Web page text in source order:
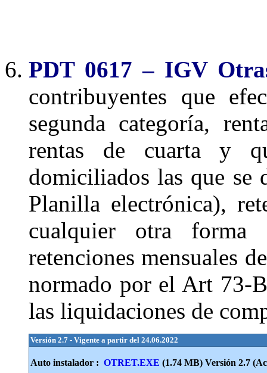
PDT 0617 – IGV
contribuyentes que
segunda categoría,
rentas de cuarta y
domiciliados las que se
Planilla electrónica),
cualquier otra forma
retenciones mensuales
normado por el Art 73-
las liquidaciones de
Versión 2.7 - Vigente a partir del 24.06.2022
Auto instalador : OTRET.EXE (1.74 MB) Versión 2.7